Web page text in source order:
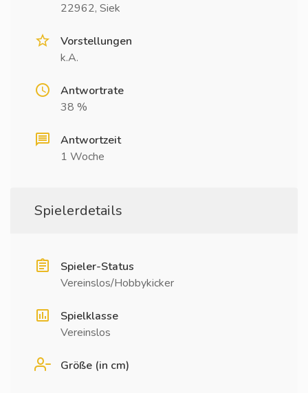
22962, Siek
Vorstellungen
k.A.
Antwortrate
38 %
Antwortzeit
1 Woche
Spielerdetails
Spieler-Status
Vereinslos/Hobbykicker
Spielklasse
Vereinslos
Größe (in cm)